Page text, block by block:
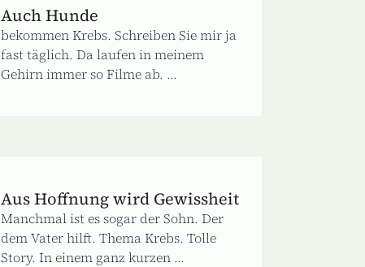
Auch Hunde
bekommen Krebs. Schreiben Sie mir ja
fast täglich. Da laufen in meinem
Gehirn immer so Filme ab. ...
Aus Hoffnung wird Gewissheit
Manchmal ist es sogar der Sohn. Der
dem Vater hilft. Thema Krebs. Tolle
Story. In einem ganz kurzen ...